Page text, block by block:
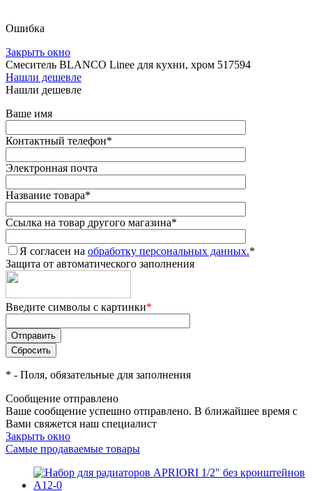
Ошибка
Закрыть окно
Смеситель BLANCO Linee для кухни, хром 517594
Нашли дешевле
Нашли дешевле
Ваше имя
Контактный телефон*
Электронная почта
Название товара*
Ссылка на товар другого магазина*
Я согласен на обработку персональных данных.*
Защита от автоматического заполнения
Введите символы с картинки*
* - Поля, обязательные для заполнения
Сообщение отправлено
Ваше сообщение успешно отправлено. В ближайшее время с
Вами свяжется наш специалист
Закрыть окно
Самые продаваемые товары